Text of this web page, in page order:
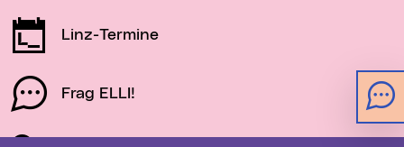
Linz-Termine
Frag ELLI!